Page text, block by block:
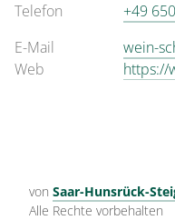
Telefon
+49
E-Mail
wein-
Web
https://
von Saar-Hunsrück-
Alle Rechte vorbehalten